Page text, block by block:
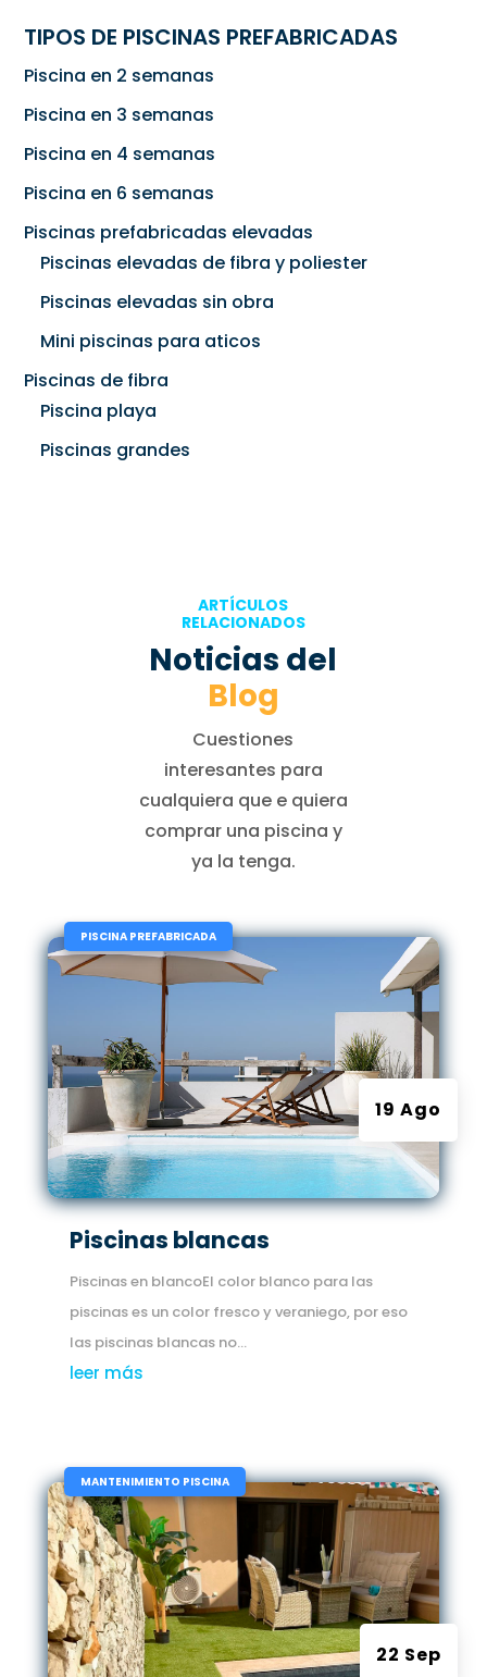
TIPOS DE PISCINAS PREFABRICADAS
Piscina en 2 semanas
Piscina en 3 semanas
Piscina en 4 semanas
Piscina en 6 semanas
Piscinas prefabricadas elevadas
Piscinas elevadas de fibra y poliester
Piscinas elevadas sin obra
Mini piscinas para aticos
Piscinas de fibra
Piscina playa
Piscinas grandes
ARTÍCULOS
RELACIONADOS
Noticias del
Blog
Cuestiones
interesantes para
cualquiera que e quiera
comprar una piscina y
ya la tenga.
Piscinas blancas
19 Ago
| PISCINA PREFABRICADA
Piscinas en blancoEl color blanco para las
piscinas es un color fresco y veraniego, por eso
las piscinas blancas no...
leer más
22 Sep
| MANTENIMIENTO PISCINA